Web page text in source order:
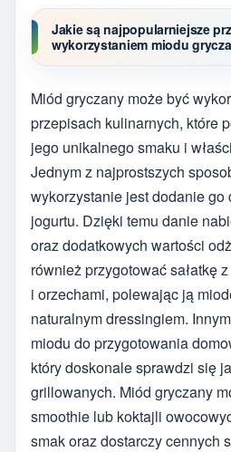
Jakie są najpopularniejsze
wykorzystaniem miodu
Miód gryczany może być
przepisach kulinarnych, które
jego unikalnego smaku i
Jednym z najprostszych
wykorzystanie jest dodanie
jogurtu. Dzięki temu danie
oraz dodatkowych wartości
również przygotować sałatkę
i orzechami, polewając ją
naturalnym dressingiem.
miodu do przygotowania
który doskonale sprawdzi się
grillowanych. Miód gryczany
smoothie lub koktajli
smak oraz dostarczy cennych